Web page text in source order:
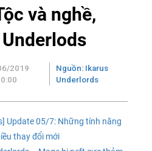
và nghề,
2019
Nguồn: Ikarus
Underlords
Update 05/7: Những tính năng
thay đổi mới